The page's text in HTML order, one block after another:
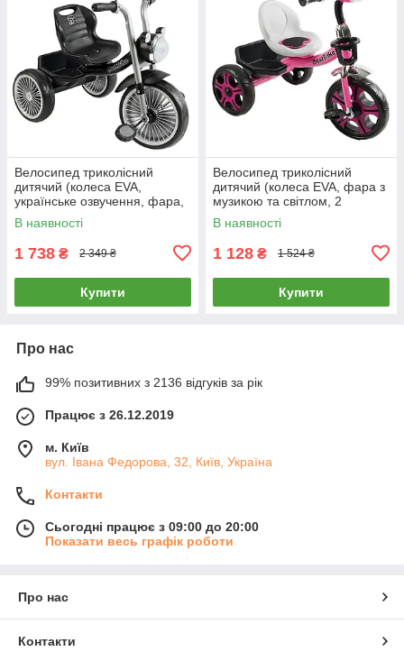
Велосипед триколісний
дитячий (колеса EVA,
українське озвучення, фара,
кошик) Best Trike BS-67800
Чорний
В наявності
1 738 ₴ 2 349 ₴
Купити
Велосипед триколісний
дитячий (колеса EVA, фара з
музикою та світлом, 2
кошики) Best Trike BS-22603
Рожевий
В наявності
1 128 ₴ 1 524 ₴
Купити
Про нас
99% позитивних з 2136 відгуків за рік
Працює з 26.12.2019
м. Київ
вул. Івана Федорова, 32, Київ, Україна
Контакти
Сьогодні працює з 09:00 до 20:00
Показати весь графік роботи
Про нас
Контакти